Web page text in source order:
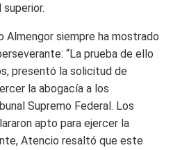
Almengor siempre ha mostrado
“La prueba de ello
presentó la solicitud de
la abogacía a los
Supremo Federal. Los
apto para ejercer la
Atencio resaltó que este